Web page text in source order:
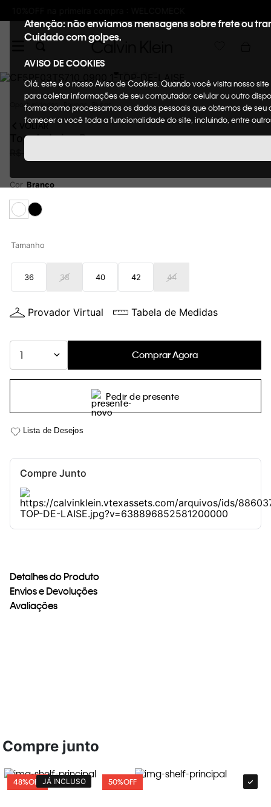
Atenção: não enviamos mensagens sobre frete ou
Cuidado com golpes.
AVISO DE COOKIES
Olá, este é o nosso Aviso de Cookies. Quando você visita nosso
para coletar informações de seu computador, celular ou outro
forma como processamos os dados pessoais que obtemos de
fornecer a você toda a funcionalidade do site, incluindo, entre
Oportunidades Roupas Blusas
VOLTAR
Top de Laise Branco
Cor Branco
Tamanho
36 38 40 42 44
Provador Virtual Tabela de Medidas
1 Comprar Agora
Pedir de presente
Compre Junto
Detalhes do Produto
Envios e Devoluções
Avaliações
Compre junto
JÁ INCLUSO
48%OFF 50%OFF